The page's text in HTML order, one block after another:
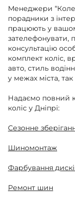
Менеджери
порадники з
працюють у
зателефонувати,
консультацію
комплект коліс,
авто, стиль
у межах міста,
Надаємо повний
коліс у Дніпрі:
Сезонне
Шиномонтаж
Фарбування
Ремонт шин